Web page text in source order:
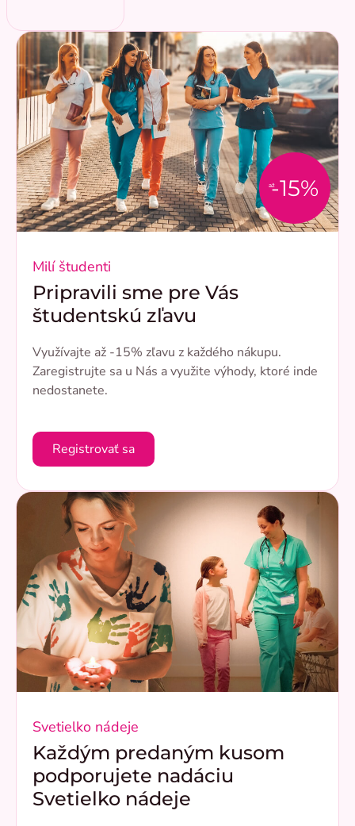
až-15%
Milí študenti
Pripravili sme pre Vás
študentskú zľavu
Využívajte až -15% zľavu z každého nákupu.
Zaregistrujte sa u Nás a využite výhody, ktoré inde
nedostanete.
Registrovať sa
Svetielko nádeje
Každým predaným kusom
podporujete nadáciu
Svetielko nádeje